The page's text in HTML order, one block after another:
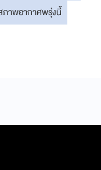
ภาพอากาศพรุ่งนี้